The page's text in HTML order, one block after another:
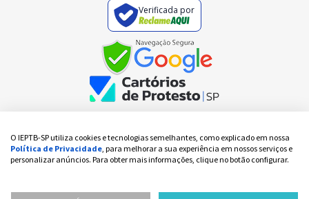
Verificada por
Copyright IEPTB-SP - Todos os direitos reservados
V:3 / 3
Rua da Quitanda, nº 16, 1º andar, Centro, São Paulo-SP, Cep. 01012-010 | CNPJ: nº
O IEPTB-SP utiliza cookies e tecnologias semelhantes, como explicado em nossa
Política de Privacidade, para melhorar a sua experiência em nossos serviços e
personalizar anúncios. Para obter mais informações, clique no botão configurar.